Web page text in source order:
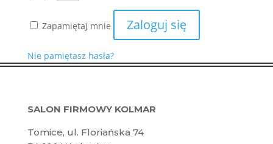
Zapamiętaj mnie Zaloguj się
Nie pamiętasz hasła?
SALON FIRMOWY KOLMAR
Tomice, ul. Floriańska 74